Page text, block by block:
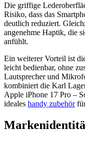
Die griffige
Risiko, dass das
deutlich reduziert.
angenehme Haptik, die
anfühlt.
Ein weiterer Vorteil ist
leicht bedienbar, ohne
Lautsprecher und
kombiniert die Karl
Apple iPhone 17 Pro –
ideales handy zubehörfür